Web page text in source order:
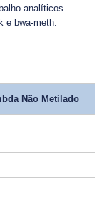
analíticos
e bwa-meth.
Não Metilado